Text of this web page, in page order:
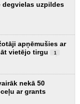
degvielas uzpildes
apņēmušies ar
vietējo tirgu
1
nekā 50
ar grants